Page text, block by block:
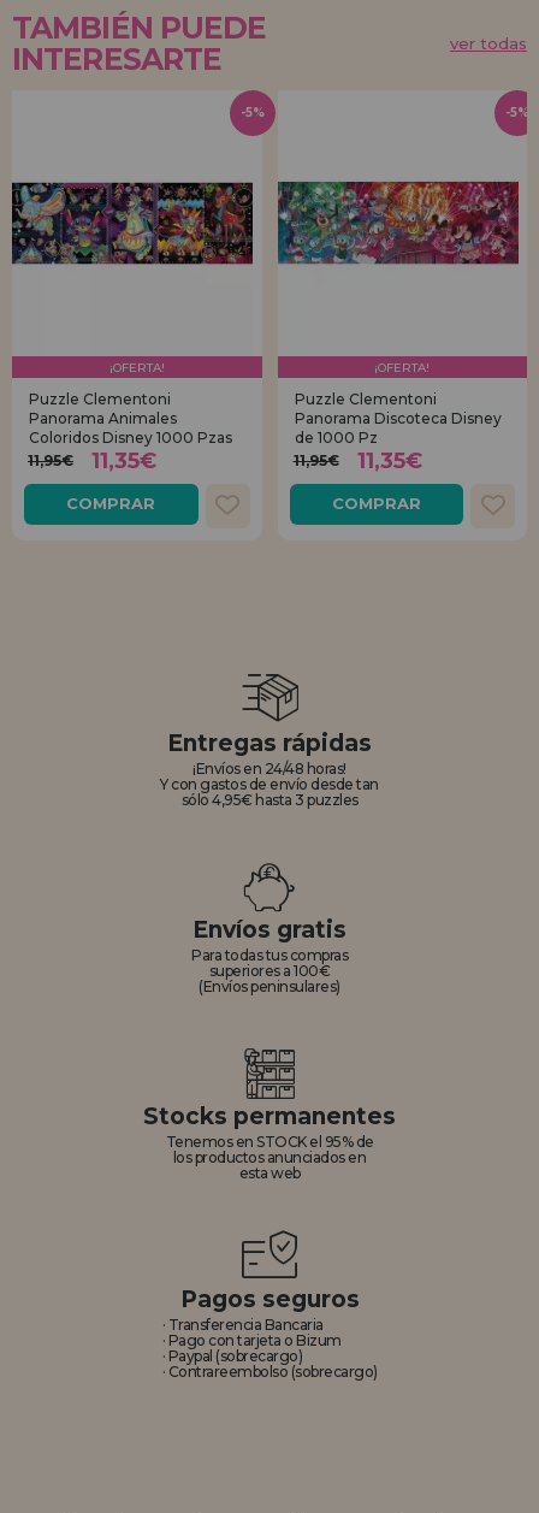
TAMBIÉN PUEDE
INTERESARTE
ver todas
¡OFERTA!
Puzzle Clementoni
Panorama Animales
Coloridos Disney 1000 Pzas
11,95€
11,35€
COMPRAR
-5%
¡OFERTA!
Puzzle Clementoni
Panorama Discoteca Disney
de 1000 Pz
11,95€
11,35€
COMPRAR
-5%
Entregas rápidas
¡Envíos en 24/48 horas!
Y con gastos de envío desde tan
sólo 4,95€ hasta 3 puzzles
Envíos gratis
Para todas tus compras
superiores a 100€
(Envíos peninsulares)
Stocks permanentes
Tenemos en STOCK el 95% de
los productos anunciados en
esta web
Pagos seguros
· Transferencia Bancaria
· Pago con tarjeta o Bizum
· Paypal (sobrecargo)
· Contrareembolso (sobrecargo)